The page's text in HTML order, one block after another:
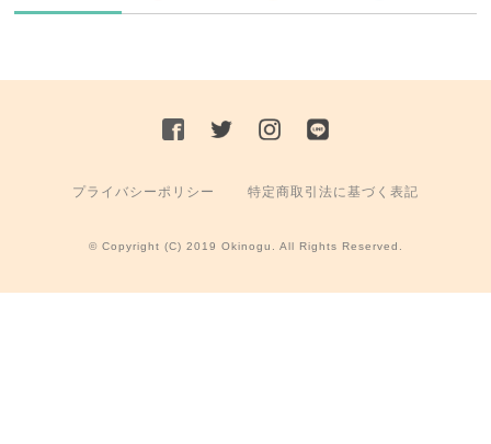
プライバシーポリシー 特定商取引法に基づく表記
© Copyright (C) 2019 Okinogu. All Rights Reserved.